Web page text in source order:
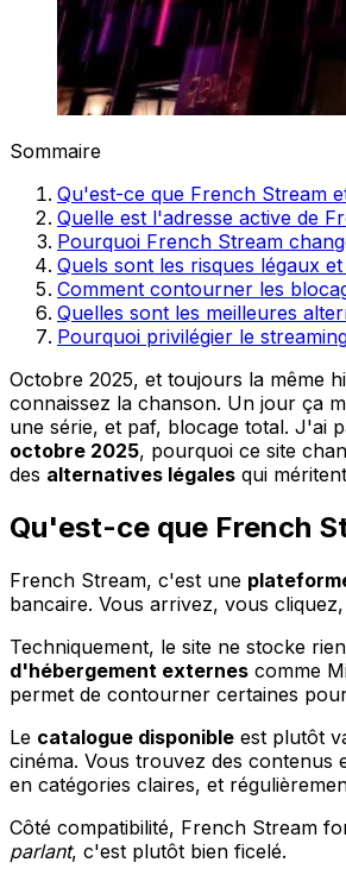
Sommaire
Qu'est-ce que French Stream
Quelle est l'adresse active de
Pourquoi French Stream
Quels sont les risques légaux
Comment contourner les
Quelles sont les meilleures
Pourquoi privilégier le
Octobre 2025, et toujours la même
connaissez la chanson. Un jour ça
une série, et paf, blocage total. J'ai
octobre 2025, pourquoi ce site
des alternatives légales qui
Qu'est-ce que French
French Stream, c'est une
bancaire. Vous arrivez, vous
Techniquement, le site ne stocke
d'hébergement externes comme
permet de contourner certaines
Le catalogue disponible est plutôt
cinéma. Vous trouvez des contenus
en catégories claires, et
Côté compatibilité, French Stream
parlant, c'est plutôt bien ficelé.